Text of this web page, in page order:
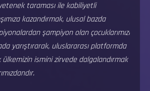
taraması ile kabiliyetli
kazandırmak, ulusal bazda
şampiyon olan çocuklarımızı
yarıştırarak, uluslararası platformda
ismini zirvede dalgalandırmak